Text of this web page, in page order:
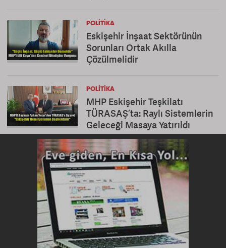
POLITIKA
Eskişehir İnşaat Sektörünün
Sorunları Ortak Akılla
Çözülmelidir
POLITIKA
MHP Eskişehir Teşkilatı
TÜRASAŞ’ta: Raylı Sistemlerin
Geleceği Masaya Yatırıldı